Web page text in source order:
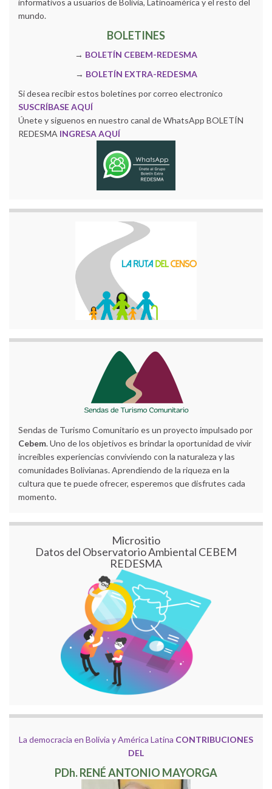
informativos a usuarios de Bolivia, Latinoamérica y el resto del
mundo.
BOLETINES
→ BOLETÍN CEBEM-REDESMA
→ BOLETÍN EXTRA-REDESMA
Si desea recibir estos boletines por correo electronico
SUSCRÍBASE AQUÍ
Únete y siguenos en nuestro canal de WhatsApp BOLETÍN
REDESMA INGRESA AQUÍ
Sendas de Turismo Comunitario es un proyecto impulsado por
Cebem. Uno de los objetivos es brindar la oportunidad de vivir
increíbles experiencias conviviendo con la naturaleza y las
comunidades Bolivianas. Aprendiendo de la riqueza en la
cultura que te puede ofrecer, esperemos que disfrutes cada
momento.
Micrositio
Datos del Observatorio Ambiental CEBEM
REDESMA
La democracia en Bolivia y América Latina CONTRIBUCIONES
DEL
PDh. RENÉ ANTONIO MAYORGA